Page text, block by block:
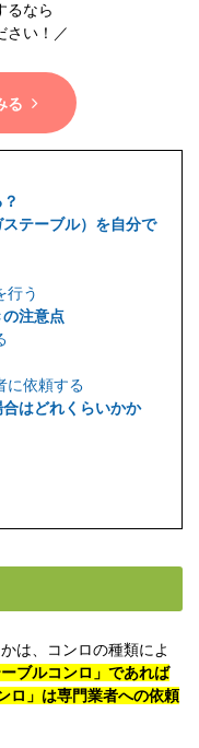
るなら
さい！／
る
テーブル）を自分で
行う
注意点
に依頼する
はどれくらいかか
は、コンロの種類によ
ーブルコンロ」であれば
ロ」は専門業者への依頼